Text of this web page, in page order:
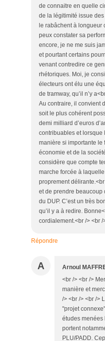
de connaitre en quelle
de la légitimité issue
le rabâchent à longueur
peux constater sa
encore, je ne me suis
et pourtant certains
venant contredire ce
rhétoriques. Moi, je
électeurs ont élu une
de tramway, qu’il n’y
Au contraire, il convient
soit le plus cohérent
demi milliard d’euros
contribuables et lorsque
manière si importante le
économie et de la
considère que compte
marche forcée à
proprement
et de prendre beaucoup
du DUP. C’est un très
qu’il y a à redire.
cordialement.<br /> <br /
Répondre
A Arnoul
<br /> <br />
manière et
/> <br /> <br />
"projet
études menées
portent
PLU/PADD.